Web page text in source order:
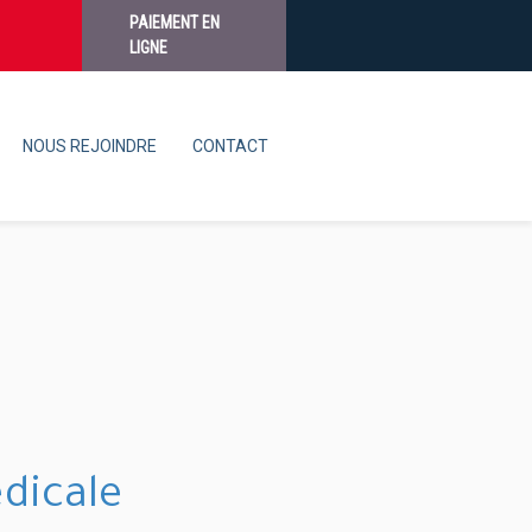
PAIEMENT EN
LIGNE
NOUS REJOINDRE CONTACT